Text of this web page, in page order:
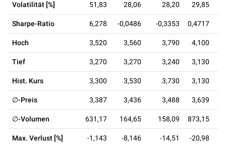
Volatilität [%] 51,83 28,06 28,20 29,85
Sharpe-Ratio 6,278 -0,0486 -0,3353 0,4717
Hoch 3,520 3,560 3,790 4,100
Tief 3,270 3,270 3,240 3,130
Hist. Kurs 3,300 3,530 3,730 3,130
∅-Preis 3,387 3,436 3,488 3,639
∅-Volumen 631,17 164,65 158,09 873,15
Max. Verlust [%] -1,143 -8,146 -14,51 -20,98